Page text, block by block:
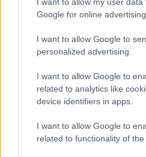
Google for online
I want to allow Google to
personalized advertising.
I want to allow Google to
related to analytics like
device identifiers in apps.
I want to allow Google to
related to functionality of the
MEDIO AMBIENTE